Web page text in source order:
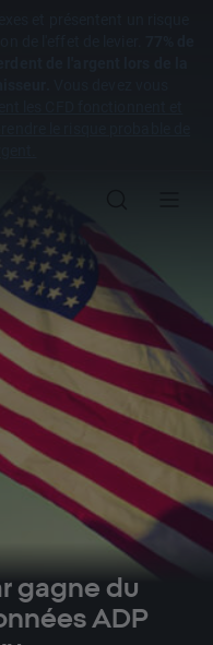
gagne du
ADP